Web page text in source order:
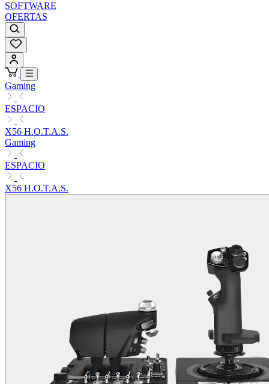
SOFTWARE
OFERTAS
Gaming
ESPACIO
X56 H.O.T.A.S.
Gaming
ESPACIO
X56 H.O.T.A.S.